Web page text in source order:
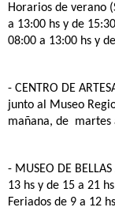
Horarios de verano
a 13:00 hs y de
08:00 a 13:00 hs y
- CENTRO DE
junto al Museo
mañana, de martes
- MUSEO DE BELLAS
13 hs y de 15 a 21
Feriados de 9 a 12